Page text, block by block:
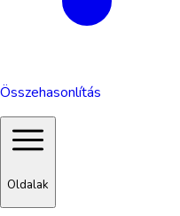
Összehasonlítás
Oldalak